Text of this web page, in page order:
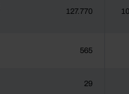
127.770
565
29